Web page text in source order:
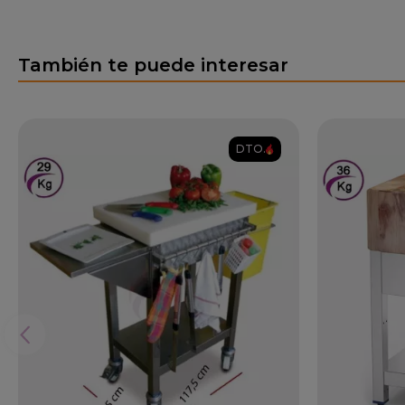
También te puede interesar
DTO.